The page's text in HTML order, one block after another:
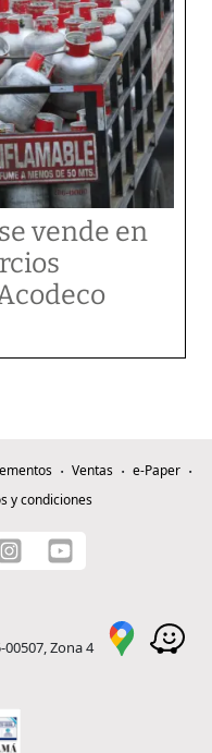
vende en
Ventas
e-Paper
y condiciones
Zona 4